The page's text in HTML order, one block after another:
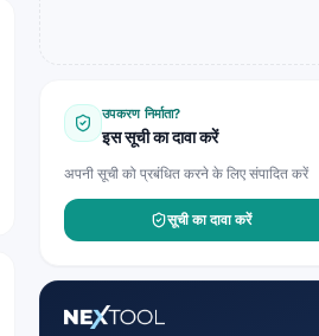
उपकरण निर्माता?
इस सूची का दावा करें
अपनी सूची को प्रबंधित करने के लिए संपादित करें
सूची का दावा करें